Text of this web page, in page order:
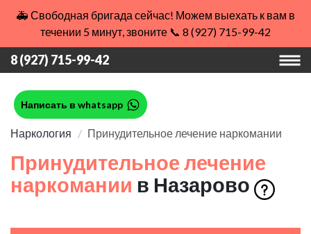
🚑 Свободная бригада сейчас! Можем выехать к вам в
течении 5 минут, звоните 📞 8 (927) 715-99-42
8 (927) 715-99-42
Написать в whatsapp
Наркология Принудительное лечение наркомании
Принудительное лечение
наркомании в Назарово